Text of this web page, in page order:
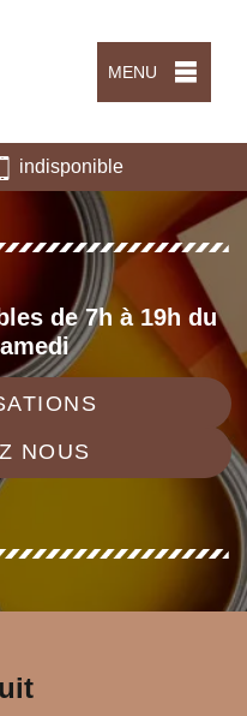
MENU
indisponible
de 7h à 19h du
NOUS